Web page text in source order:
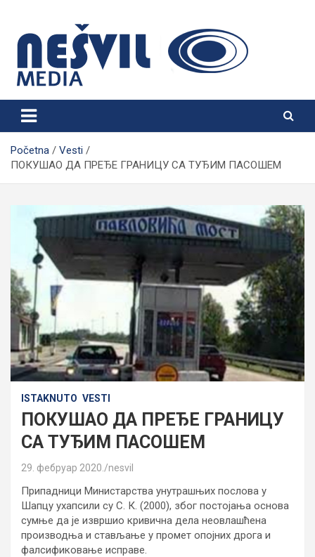
content
Nešvil Media Bogatić
Početna
Vesti
ПОКУШАО ДА ПРЕЂЕ ГРАНИЦУ СА ТУЂИМ ПАСОШЕМ
ISTAKNUTO VESTI
ПОКУШАО ДА ПРЕЂЕ ГРАНИЦУ
СА ТУЂИМ ПАСОШЕМ
29. фебруар 2020. nesvil
Припадници Министарства унутрашњих послова у
Шапцу ухапсили су С. К. (2000), због постојања основа
сумње да је извршио кривична дела неовлашћена
производња и стављање у промет опојних дрога и
фалсификовање исправе.